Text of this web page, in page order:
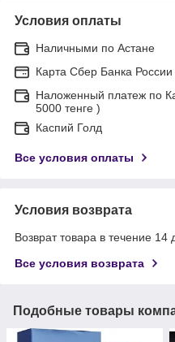
Условия оплаты
Наличными по Астане
Карта Сбер Банка России
Наложенный платеж по
5000 тенге )
Каспий Голд
Все условия оплаты
Условия возврата
Возврат товара в течение 14
Все условия возврата
Подобные товары